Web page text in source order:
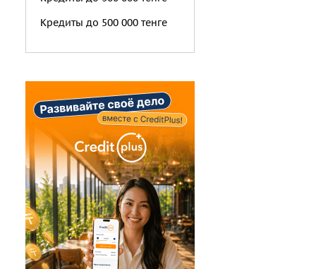
Кредиты до 500 000 тенге